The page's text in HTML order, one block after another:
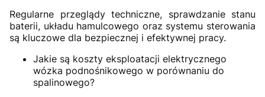
Regularne przeglądy techniczne, sprawdzanie stanu
baterii, układu hamulcowego oraz systemu sterowania
są kluczowe dla bezpiecznej i efektywnej pracy.
Jakie są koszty eksploatacji elektrycznego
wózka podnośnikowego w porównaniu do
spalinowego?